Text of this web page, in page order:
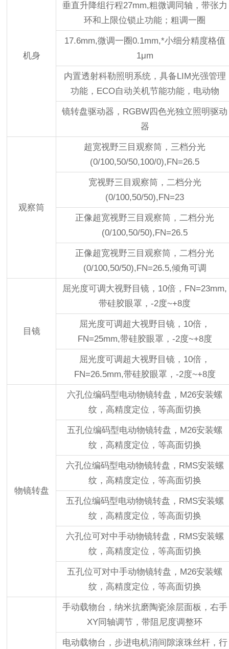
机身
垂直升降组行程27mm,粗微调同轴，带张力
环和上限位锁止功能；粗调一圈
17.6mm,微调一圈0.1mm,*小细分精度格值
1μm
内置透射科勒照明系统，具备LIM光强管理
功能，ECO自动关机节能功能，电动物
镜转盘驱动器，RGBW四色光独立照明驱动
器
观察筒
超宽视野三目观察筒，三档分光
(0/100,50/50,100/0),FN=26.5
宽视野三目观察筒，二档分光
(0/100,50/50),FN=23
正像超宽视野三目观察筒，二档分光
(0/100,50/50),FN=26.5
正像超宽视野三目观察筒，二档分光
(0/100,50/50),FN=26.5,倾角可调
目镜
屈光度可调大视野目镜，10倍，FN=23mm,
带硅胶眼罩，-2度~+8度
屈光度可调超大视野目镜，10倍，
FN=25mm,带硅胶眼罩，-2度~+8度
屈光度可调超大视野目镜，10倍，
FN=26.5mm,带硅胶眼罩，-2度~+8度
物镜转盘
六孔位编码型电动物镜转盘，M26安装螺
纹，高精度定位，等高面切换
五孔位编码型电动物镜转盘，M26安装螺
纹，高精度定位，等高面切换
六孔位编码型电动物镜转盘，RMS安装螺
纹，高精度定位，等高面切换
五孔位编码型电动物镜转盘，RMS安装螺
纹，高精度定位，等高面切换
六孔位可对中手动物镜转盘，RMS安装螺
纹，高精度定位，等高面切换
五孔位可对中手动物镜转盘，M26安装螺
纹，高精度定位，等高面切换
手动载物台，纳米抗磨陶瓷涂层面板，右手
XY同轴调节，带阻尼度调整环
电动载物台，步进电机消间隙滚珠丝杆，行